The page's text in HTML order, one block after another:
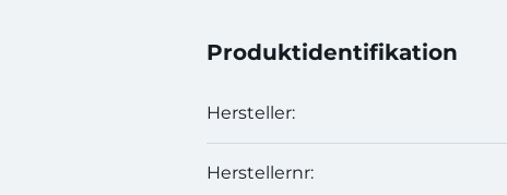
Produktidentifikation
Hersteller:
Herstellernr: